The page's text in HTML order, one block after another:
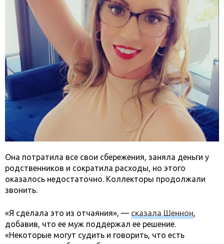
Она потратила все свои сбережения, заняла деньги у
родственников и сократила расходы, но этого
оказалось недостаточно. Коллекторы продолжали
звонить.
«Я сделала это из отчаяния», — сказала Шеннон,
добавив, что ее муж поддержал ее решение.
«Некоторые могут судить и говорить, что есть